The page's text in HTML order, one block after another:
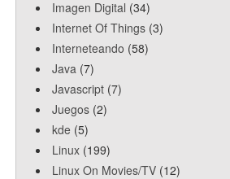
Imagen Digital (34)
Internet Of Things (3)
Interneteando (58)
Java (7)
Javascript (7)
Juegos (2)
kde (5)
Linux (199)
Linux On Movies/TV (12)